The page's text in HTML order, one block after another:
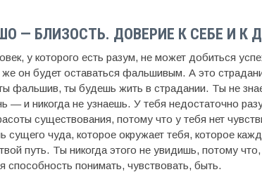
— БЛИЗОСТЬ. ДОВЕРИЕ К СЕБЕ И К
у которого есть разум, не может добиться
он будет оставаться фальшивым. А это
фальшив, ты будешь жить в страдании. Ты не
— и никогда не узнаешь. У тебя недостаточно
существования, потому что у тебя нет
сущего чуда, которое окружает тебя, которое
путь. Ты никогда этого не увидишь, потому
способность понимать, чувствовать, быть.